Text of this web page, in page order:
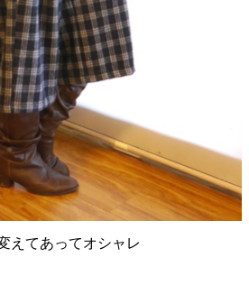
えてあってオシャレ